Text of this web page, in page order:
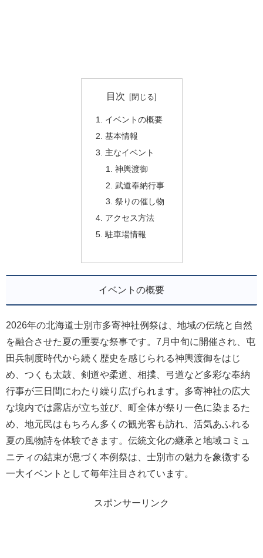
目次
イベントの概要
基本情報
主なイベント
神輿渡御
武道奉納行事
祭りの催し物
アクセス方法
駐車場情報
イベントの概要
2026年の北海道士別市多寄神社例祭は、地域の伝統と自然
を融合させた夏の重要な祭事です。7月中旬に開催され、屯
田兵制度時代から続く歴史を感じられる神輿渡御をはじ
め、つくも太鼓、剣道や柔道、相撲、弓道など多彩な奉納
行事が三日間にわたり繰り広げられます。多寄神社の広大
な境内では露店が立ち並び、町全体が祭り一色に染まるた
め、地元民はもちろん多くの観光客も訪れ、活気あふれる
夏の風物詩を体験できます。伝統文化の継承と地域コミュ
ニティの結束が息づく本例祭は、士別市の魅力を象徴する
一大イベントとして毎年注目されています。
スポンサーリンク